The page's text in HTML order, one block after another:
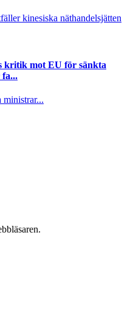
kinesiska näthandelsjätten
kritik mot EU för sänkta